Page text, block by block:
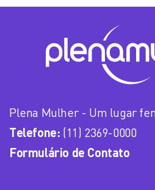
Plena Mulher - Um lugar
Telefone: (11) 2369-0000
Formulário de Contato